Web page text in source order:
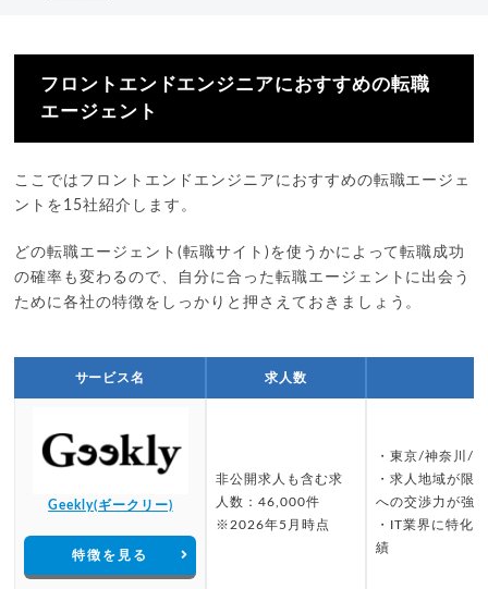
フロントエンドエンジニアにおすすめの転職
エージェント
ここではフロントエンドエンジニアにおすすめの転職エージェ
ントを15社紹介します。
どの転職エージェント(転職サイト)を使うかによって転職成功
の確率も変わるので、自分に合った転職エージェントに出会う
ために各社の特徴をしっかりと押さえておきましょう。
サービス名 求人数
Geekly(ギークリー)
特徴を見る
非公開求人も含む求
人数：46,000件
※2026年5月時点
・東京/神奈川/
・求人地域が限
への交渉力が強
・IT業界に特化
績